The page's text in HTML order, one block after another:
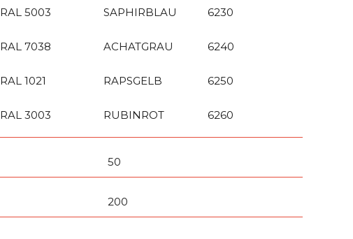
RAL 5003 SAPHIRBLAU 6230
RAL 7038 ACHATGRAU 6240
RAL 1021 RAPSGELB 6250
RAL 3003 RUBINROT 6260
50
200